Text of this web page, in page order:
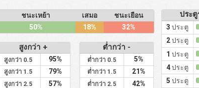
ชนะเหย้า เสมอ
ชนะเยือน
50%
18% 32%
สูงกว่า +
สูงกว่า 0.5 95%
สูงกว่า 1.5 79%
สูงกว่า 2.5 57%
ต่ำกว่า -
ต่ำกว่า 0.5 5%
ต่ำกว่า 1.5 21%
ต่ำกว่า 2.5 42%
ประตู
3 ประตู
2ประตู
1 ประตู
4ประตู
5 ประตู